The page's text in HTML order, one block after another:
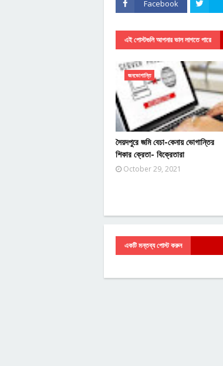
Facebook
এই পোস্টগুলি আপনার ভাল লাগতে পারে
জনভোগান্তি
সৈয়দপুরে জমি বেচা-কেনায় ভোগান্তির
শিকার ক্রেতা- বিক্রেতারা
October 29, 2021
একটি মন্তব্য পোস্ট করুন